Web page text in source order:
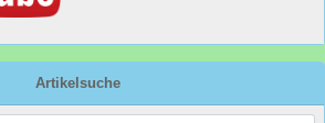
Artikelsuche